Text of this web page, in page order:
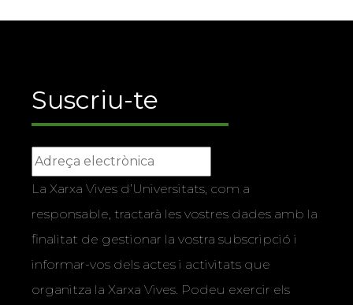
Suscriu-te
La Xarxa Vives d’Universitats, com a
responsable, tractarà les vostres dades amb la
finalitat de gestionar la vostra subscripció i
informar-vos dels actes i activitats que
organitza la Xarxa Vives. Podeu exercir els